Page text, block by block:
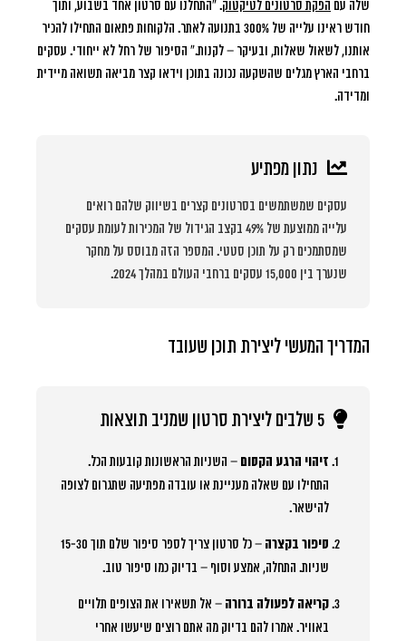
שלה עם הפקת סרטונים לטיקטוק. “התחלנו עם סרטון אחד בשבוע, ותוך
חודש ראינו עלייה של 300% בתנועה לאתר. הלקוחות פתאום התחילו להכיר
אותנו, לשאול שאלות, ובעיקר – לקנות.” הסיפור של רחל לא ייחודי. עסקים
ברחבי הארץ מגלים שהשקעה נכונה בתוכן וידאו קצר מביאה תשואה מיידית
ומדידה.
נתון מפתיע
עסקים שמשתמשים בסרטונים קצרים בשיווק שלהם רואים
עלייה ממוצעת של 49% בקצב הגידול של המכירות לעומת עסקים
שמסתמכים רק על תוכן סטטי. המספר הזה מבוסס על מחקר
שנערך בין 15,000 עסקים ברחבי העולם במהלך 2024.
המדריך המעשי ליצירת תוכן שעובד
5 שלבים ליצירת סרטון שמניב תוצאות
זיהוי הרגע הקסום – השניות הראשונות קובעות הכל.
התחילו עם שאלה מעניינת או עובדה מפתיעה שתגרום לצופה
להישאר.
סיפור בקצרה
– כל סרטון צריך לספר סיפור שלם תוך 15-30
שניות. התחלה, אמצע וסוף – בדיוק כמו סיפור טוב.
קריאה לפעולה ברורה – אל תשאירו את הצופים תלויים
באוויר. אמרו להם בדיוק מה אתם רוצים שיעשו אחרי